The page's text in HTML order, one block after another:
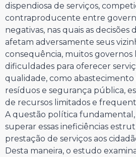
dispendiosa de serviços,
contraproducente entre
negativas, nas quais as
afetam adversamente seus
consequência, muitos governos
dificuldades para oferecer
qualidade, como abastecimento
resíduos e segurança pública,
de recursos limitados e
A questão política
superar essas ineficiências
prestação de serviços aos
Desta maneira, o estudo